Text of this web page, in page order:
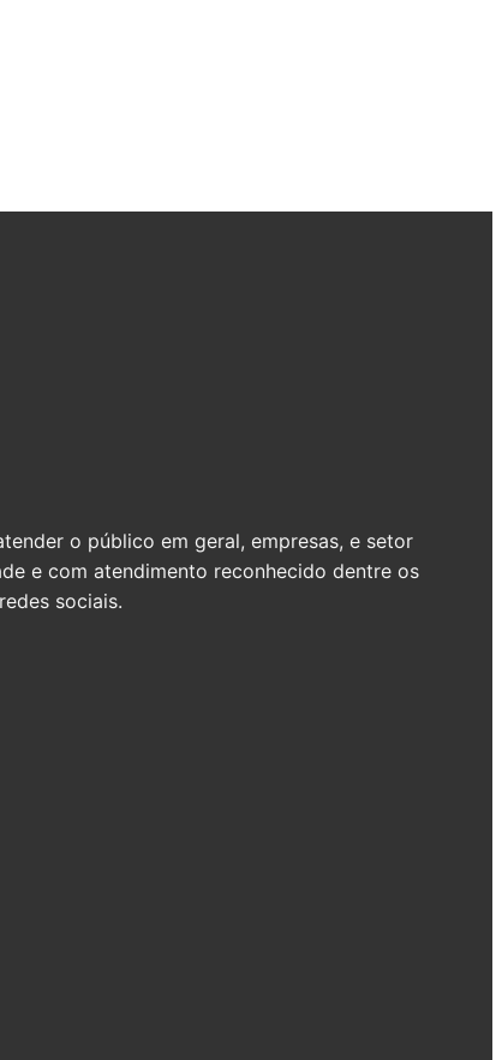
o público em geral, empresas, e setor
e com atendimento reconhecido dentre os
sociais.